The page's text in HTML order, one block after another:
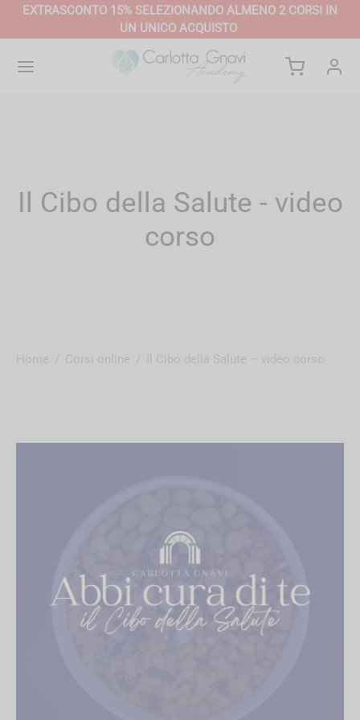
EXTRASCONTO 15% SELEZIONANDO ALMENO 2 CORSI
IN
UN UNICO ACQUISTO
Il Cibo della Salute - video
corso
Home Corsi online Il Cibo della Salute – video corso